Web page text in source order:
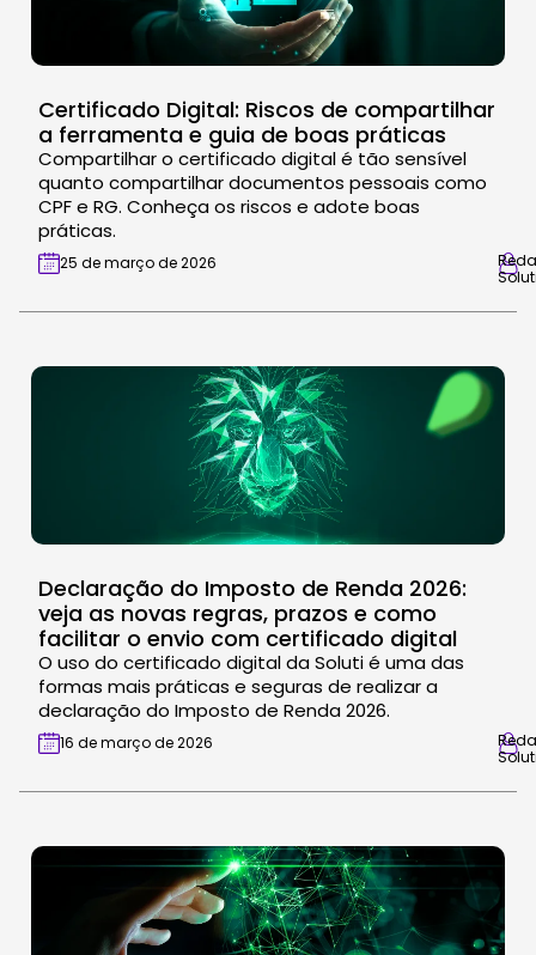
Certificado Digital: Riscos de compartilhar
a ferramenta e guia de boas práticas
Compartilhar o certificado digital é tão sensível
quanto compartilhar documentos pessoais como
CPF e RG. Conheça os riscos e adote boas
práticas.
25 de março de 2026
Declaração do Imposto de Renda 2026:
veja as novas regras, prazos e como
facilitar o envio com certificado digital
O uso do certificado digital da Soluti é uma das
formas mais práticas e seguras de realizar a
declaração do Imposto de Renda 2026.
16 de março de 2026